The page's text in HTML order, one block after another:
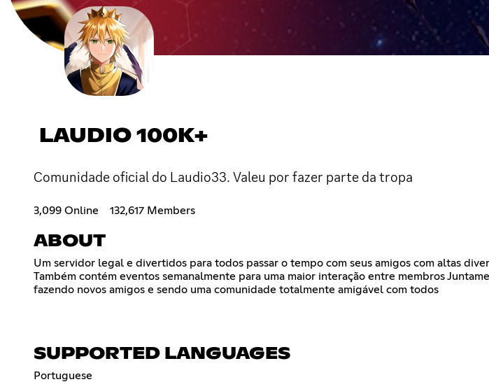
LAUDIO 100K+
Comunidade oficial do Laudio33. Valeu por fazer parte da tropa
3,099 Online 132,617 Members
ABOUT
Um servidor legal e divertidos para todos passar o tempo com seus amigos com altas
Também contém eventos semanalmente para uma maior interação entre membros
fazendo novos amigos e sendo uma comunidade totalmente amigável com todos
SUPPORTED LANGUAGES
Portuguese